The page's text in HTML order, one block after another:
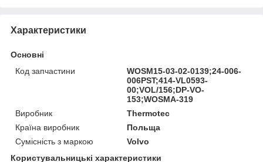
Характеристики
Основні
Код запчастини
WOSM15-03-02-0139;24-006-
006PST;414-VL0593-
00;VOL/156;DP-VO-
153;WOSMA-319
Виробник
Thermotec
Країна виробник
Польща
Сумісність з маркою
Volvo
Користувальницькі характеристики